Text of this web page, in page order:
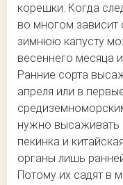
корешки. Когда
во многом зависит
зимнюю капусту
весеннего месяца
Ранние сорта
апреля или в
нужно высаживать
пекинка и
органы лишь
Потому их садят в